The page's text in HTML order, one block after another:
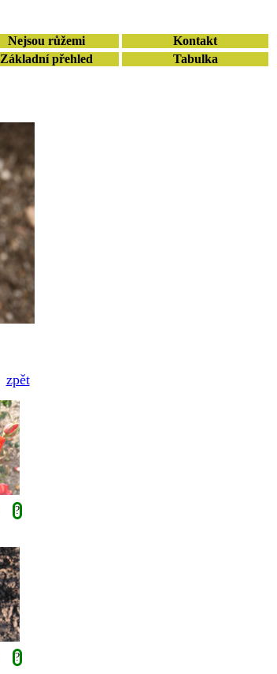
Nejsou růžemi
Kontakt
Základní přehled Tabulka
zpět
?
?